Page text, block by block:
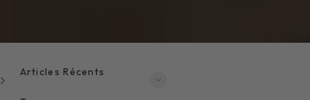
Articles Récents